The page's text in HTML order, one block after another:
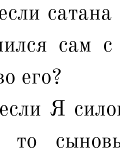
сатана
сам
его?
Я
то